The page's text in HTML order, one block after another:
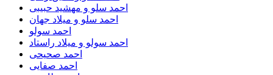
احمد سلو و مهشید حبیبی
احمد سلو و میلاد جهان
احمد سولو
احمد سولو و میلاد راستاد
احمد صحیحی
احمد صفایی